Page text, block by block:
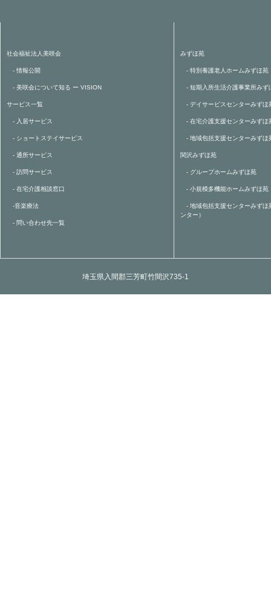
社会福祉法人美咲会
- 情報公開
- 美咲会について知る ー VISION
サービス一覧
- 入居サービス
- ショートステイサービス
- 通所サービス
- 訪問サービス
- 在宅介護相談窓口
-音楽療法
- 問い合わせ先一覧
みずほ苑
- 特別養護老人ホームみずほ苑
- 短期入所生活介護事業所みず
- デイサービスセンターみずほ
- 在宅介護支援センターみずほ
- 地域包括支援センターみずほ
関沢みずほ苑
- グループホームみずほ苑
- 小規模多機能ホームみずほ苑
- 地域包括支援センターみずほ
ンター）
埼玉県入間郡三芳町竹間沢735-1